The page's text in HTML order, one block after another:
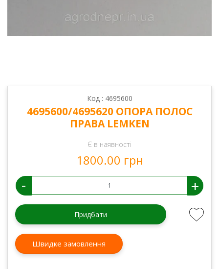
Код : 4695600
4695600/4695620 ОПОРА ПОЛОС
ПРАВА LEMKEN
Є в наявності
1800.00 грн
- +
Придбати
Швидке замовлення